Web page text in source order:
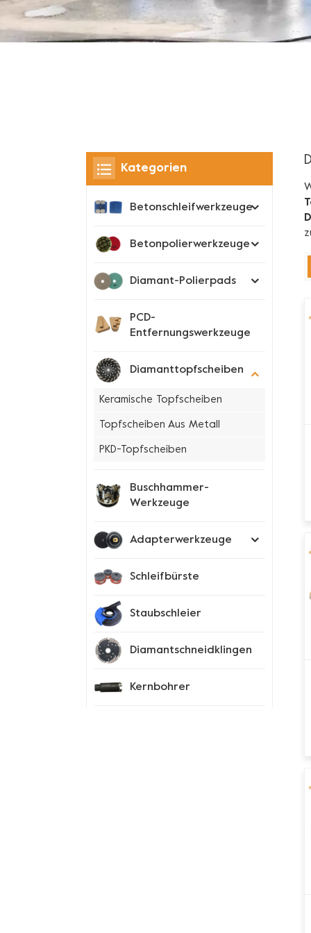
Kategorien
Betonschleifwerkzeuge
Betonpolierwerkzeuge
Diamant-Polierpads
PCD-
Entfernungswerkzeuge
Diamanttopfscheiben
Keramische Topfscheiben
Topfscheiben Aus Metall
PKD-Topfscheiben
Buschhammer-
Werkzeuge
Adapterwerkzeuge
Schleifbürste
Staubschleier
Diamantschneidklingen
Kernbohrer